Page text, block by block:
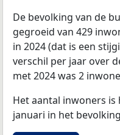
De bevolking van de
gegroeid van 429
in 2024 (dat is een
verschil per jaar over
met 2024 was 2
Het aantal inwoners is
januari in het